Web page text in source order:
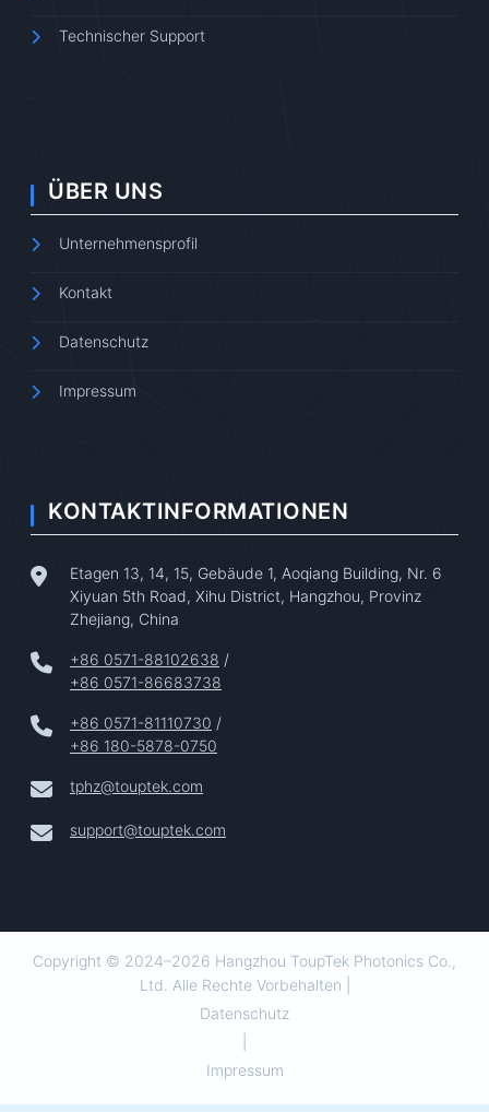
Technischer Support
ÜBER UNS
Unternehmensprofil
Kontakt
Datenschutz
Impressum
KONTAKTINFORMATIONEN
Etagen 13, 14, 15, Gebäude 1, Aoqiang Building, Nr. 6
Xiyuan 5th Road, Xihu District, Hangzhou, Provinz
Zhejiang, China
+86 0571-88102638 /
+86 0571-86683738
+86 0571-81110730 /
+86 180-5878-0750
tphz@touptek.com
support@touptek.com
Copyright © 2024–2026 Hangzhou ToupTek Photonics Co.,
Ltd. Alle Rechte Vorbehalten |
Datenschutz
Impressum